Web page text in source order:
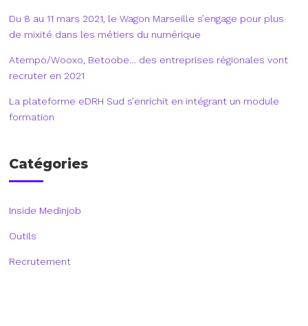
Du 8 au 11 mars 2021, le Wagon Marseille s’engage pour plus
de mixité dans les métiers du numérique
Atempo/Wooxo, Betoobe… des entreprises régionales vont
recruter en 2021
La plateforme eDRH Sud s’enrichit en intégrant un module
formation
Catégories
Inside Medinjob
Outils
Recrutement